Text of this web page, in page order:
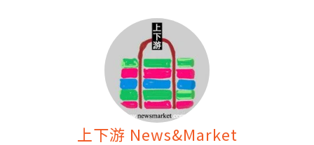
上下游 News&Market